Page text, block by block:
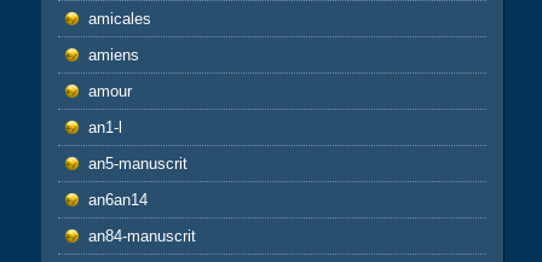
amicales
amiens
amour
an1-l
an5-manuscrit
an6an14
an84-manuscrit